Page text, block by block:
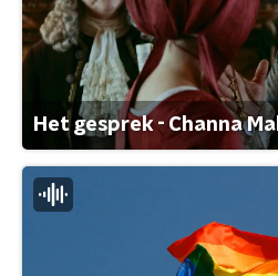
Het gesprek - Channa